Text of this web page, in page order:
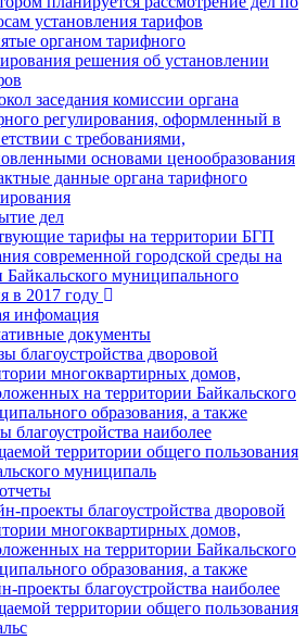
установления тарифов
органом тарифного
решения об установлении
заседания комиссии органа
регулирования, оформленный в
с требованиями,
основами ценообразования
данные органа тарифного
дел
тарифы на территории БГП
современной городской среды на
Байкальского муниципального
в 2017 году
инфомация
документы
благоустройства дворовой
многоквартирных домов,
на территории Байкальского
образования, а также
благоустройства наиболее
территории общего пользования
муниципаль
проекты благоустройства дворовой
многоквартирных домов,
на территории Байкальского
образования, а также
проекты благоустройства наиболее
территории общего пользования